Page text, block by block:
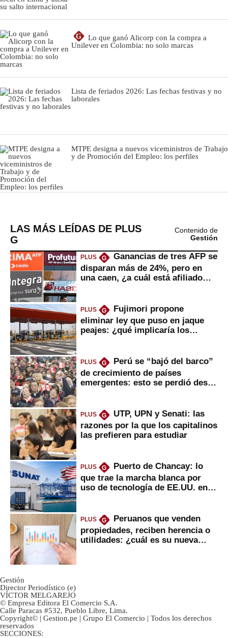
G
Lo que ganó Alicorp con la compra a
Unilever en Colombia: no solo marcas
Lista de feriados 2026: Las fechas festivas y no
laborales
MTPE designa a nuevos viceministros de Trabajo
y de Promoción del Empleo: los perfiles
LAS MÁS LEÍDAS DE PLUS
G
Contenido de
Gestión
PLUS G
Ganancias de tres AFP se
disparan más de 24%, pero en
una caen, ¿a cuál está afiliado
PLUS G
Fujimori propone
eliminar ley que puso en jaque
peajes: ¿qué implicaría los
PLUS G
Perú se “bajó del barco”
de crecimiento de países
emergentes: esto se perdió desde
PLUS G
UTP, UPN y Senati: las
razones por la que los capitalinos
las prefieren para estudiar
PLUS G
Puerto de Chancay: lo
que trae la marcha blanca por
uso de tecnología de EE.UU. en
PLUS G
Peruanos que venden
propiedades, reciben herencia o
utilidades: ¿cuál es su nueva
Gestión
Director Periodístico (e)
VÍCTOR MELGAREJO
© Empresa Editora El Comercio S.A.
Calle Paracas #532, Pueblo Libre, Lima.
Copyright© | Gestion.pe | Grupo El Comercio | Todos los derechos
reservados
SECCIONES: